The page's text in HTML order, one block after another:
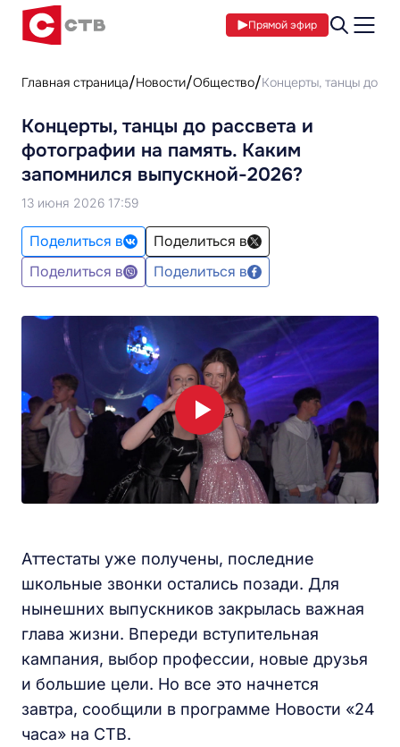
Прямой эфир
Главная страница Новости Общество Концерты, танцы до
Концерты, танцы до рассвета и
фотографии на память. Каким
запомнился выпускной-2026?
13 июня 2026 17:59
Поделиться в
Поделиться в
Поделиться в
Поделиться в
Аттестаты уже получены, последние
школьные звонки остались позади. Для
нынешних выпускников закрылась важная
глава жизни. Впереди вступительная
кампания, выбор профессии, новые друзья
и большие цели. Но все это начнется
завтра, сообщили в программе Новости «24
часа» на СТВ.